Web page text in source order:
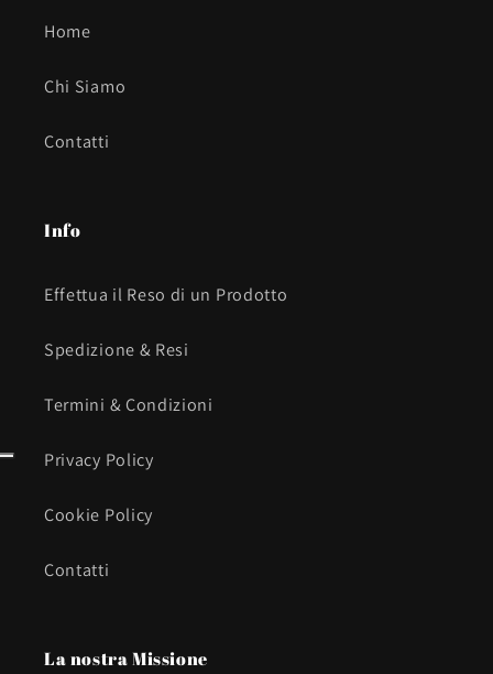
Home
Chi Siamo
Contatti
Info
Effettua il Reso di un Prodotto
Spedizione & Resi
Termini & Condizioni
Privacy Policy
Cookie Policy
Contatti
La nostra Missione